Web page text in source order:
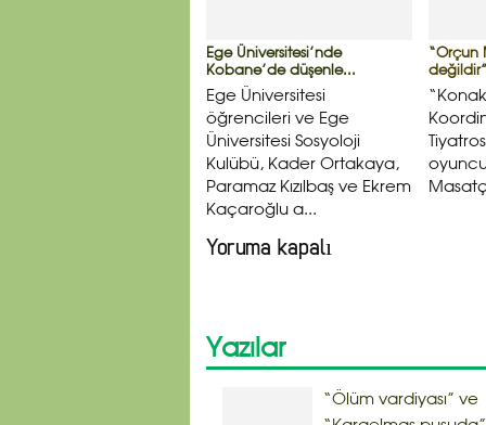
Ege Üniversitesi’nde
Kobane’de düşenle...
Ege Üniversitesi
öğrencileri ve Ege
Üniversitesi Sosyoloji
Kulübü, Kader Ortakaya,
Paramaz Kızılbaş ve Ekrem
Kaçaroğlu a...
“Orçun
değildir”
Yoruma kapalı
Yazılar
“Ölüm vardiyası” ve